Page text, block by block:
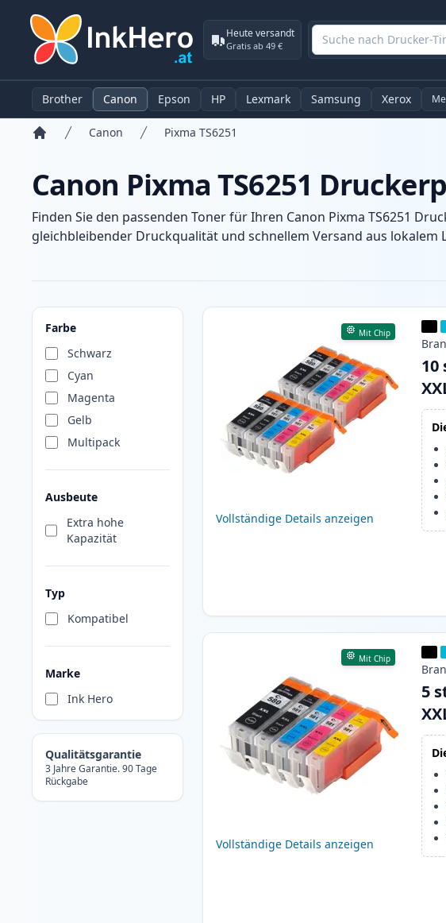
Heute versandt
Gratis ab 49 €
Brother Canon Epson HP Lexmark Samsung Xerox
Canon Pixma TS6251
Canon Pixma TS6251
Finden Sie den passenden Toner für Ihren Canon Pixma TS6251
gleichbleibender Druckqualität und schnellem Versand aus lokalem
Farbe
Schwarz
Cyan
Magenta
Gelb
Multipack
Ausbeute
Extra hohe
Kapazität
Typ
Kompatibel
Marke
Ink Hero
Qualitätsgarantie
3 Jahre Garantie. 90 Tage
Rückgabe
Produkte
Mit Chip
Vollständige Details anzeigen
10
Mit Chip
Vollständige Details anzeigen
5